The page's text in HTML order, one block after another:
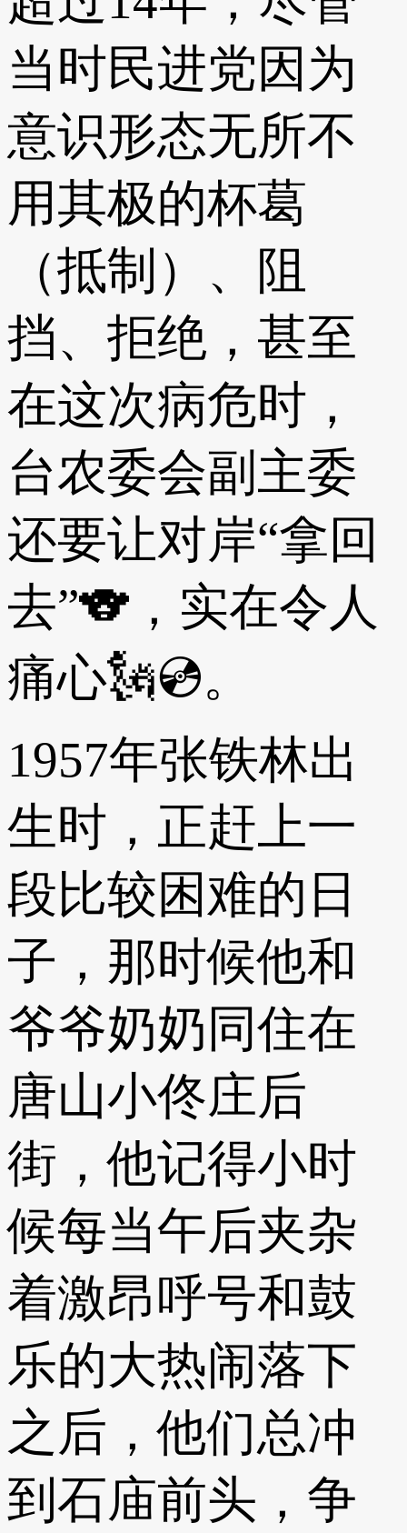
当时民进党因为
意识形态无所不
用其极的杯葛
（抵制）、阻
挡、拒绝，甚至
在这次病危时，
台农委会副主委
还要让对岸“拿回
去”🐨，实在令人
痛心🗽💿。
1957年张铁林出
生时，正赶上一
段比较困难的日
子，那时候他和
爷爷奶奶同住在
唐山小佟庄后
街，他记得小时
候每当午后夹杂
着激昂呼号和鼓
乐的大热闹落下
之后，他们总冲
到石庙前头，争